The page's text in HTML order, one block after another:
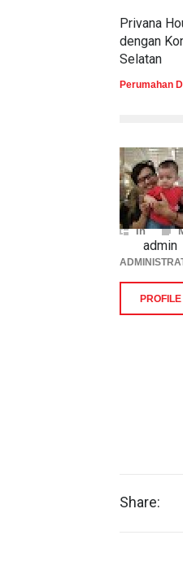
Privana
dengan
Selatan
Perumahan
In
admin
PROFILE
Share: